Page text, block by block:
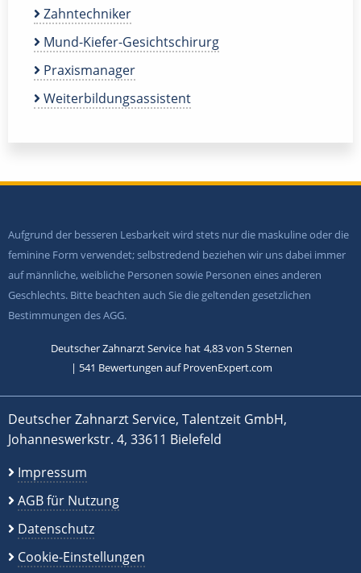
Zahntechniker
Mund-Kiefer-Gesichtschirurg
Praxismanager
Weiterbildungsassistent
Aufgrund der besseren Lesbarkeit wird stets nur die maskuline oder die
feminine Form verwendet; selbstredend beziehen wir uns dabei immer
auf männliche, weibliche Personen sowie Personen eines anderen
Geschlechts. Bitte beachten auch Sie die geltenden gesetzlichen
Bestimmungen des AGG.
Deutscher Zahnarzt Service hat 4,83von 5Sternen
| 541 Bewertungen auf ProvenExpert.com
Deutscher Zahnarzt Service, Talentzeit GmbH,
Johanneswerkstr. 4, 33611 Bielefeld
Impressum
AGB für Nutzung
Datenschutz
Cookie-Einstellungen